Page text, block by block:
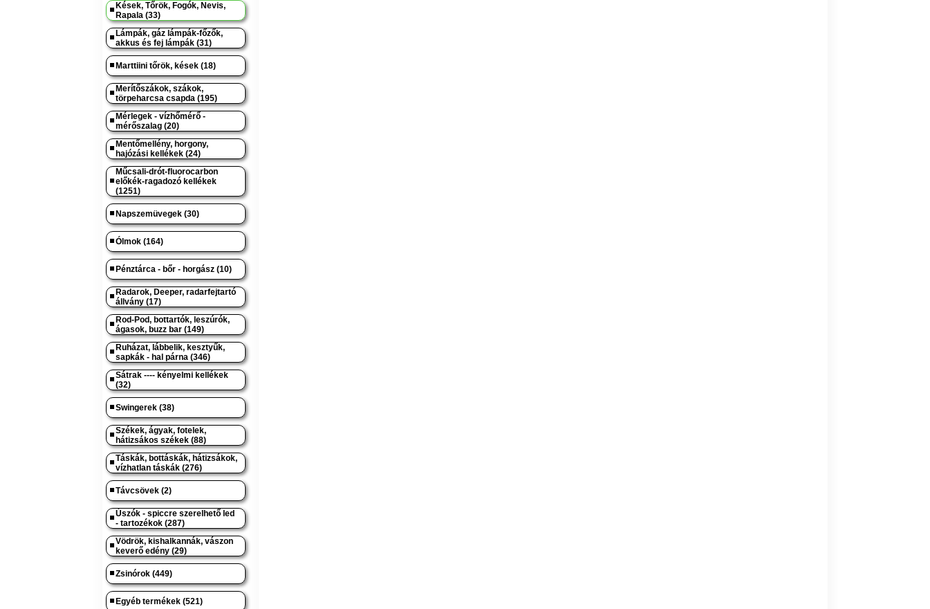
Kések, Tőrök, Fogók, Nevis,
Rapala (33)
Lámpák, gáz lámpák-főzők,
akkus és fej lámpák (31)
Marttiini tőrök, kések (18)
Merítőszákok, szákok,
törpeharcsa csapda (195)
Mérlegek - vízhőmérő -
mérőszalag (20)
Mentőmellény, horgony,
hajózási kellékek (24)
Műcsali-drót-fluorocarbon
előkék-ragadozó kellékek
(1251)
Napszemüvegek (30)
Ólmok (164)
Pénztárca - bőr - horgász (10)
Radarok, Deeper, radarfejtartó
állvány (17)
Rod-Pod, bottartók, leszúrók,
ágasok, buzz bar (149)
Ruházat, lábbelik, kesztyűk,
sapkák - hal párna (346)
Sátrak ---- kényelmi kellékek
(32)
Swingerek (38)
Székek, ágyak, fotelek,
hátizsákos székek (88)
Táskák, bottáskák, hátizsákok,
vízhatlan táskák (276)
Távcsövek (2)
Úszók - spiccre szerelhető led
- tartozékok (287)
Vödrök, kishalkannák, vászon
keverő edény (29)
Zsinórok (449)
Egyéb termékek (521)